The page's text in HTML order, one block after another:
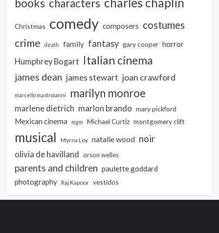
books characters
Christmas comedy composers costumes
crime death family fantasy gary cooper horror
Humphrey Bogart Italian cinema
james dean james stewart joan crawford
marcello mastroianni marilyn monroe
marlene dietrich marlon brando mary pickford
Mexican cinema mgm Michael Curtiz montgomery clift
musical Myrna Loy natalie wood noir
olivia de havilland orson welles
parents and children paulette goddard
photography Raj Kapoor vestidos